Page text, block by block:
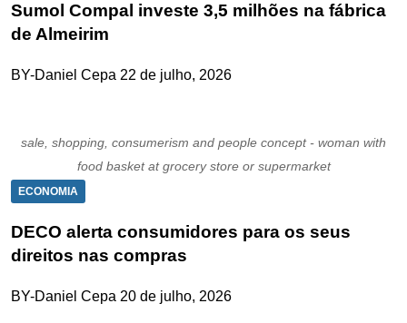
Sumol Compal investe 3,5 milhões na fábrica
de Almeirim
BY-Daniel Cepa 22 de julho, 2026
sale, shopping, consumerism and people concept - woman with
food basket at grocery store or supermarket
ECONOMIA
DECO alerta consumidores para os seus
direitos nas compras
BY-Daniel Cepa 20 de julho, 2026